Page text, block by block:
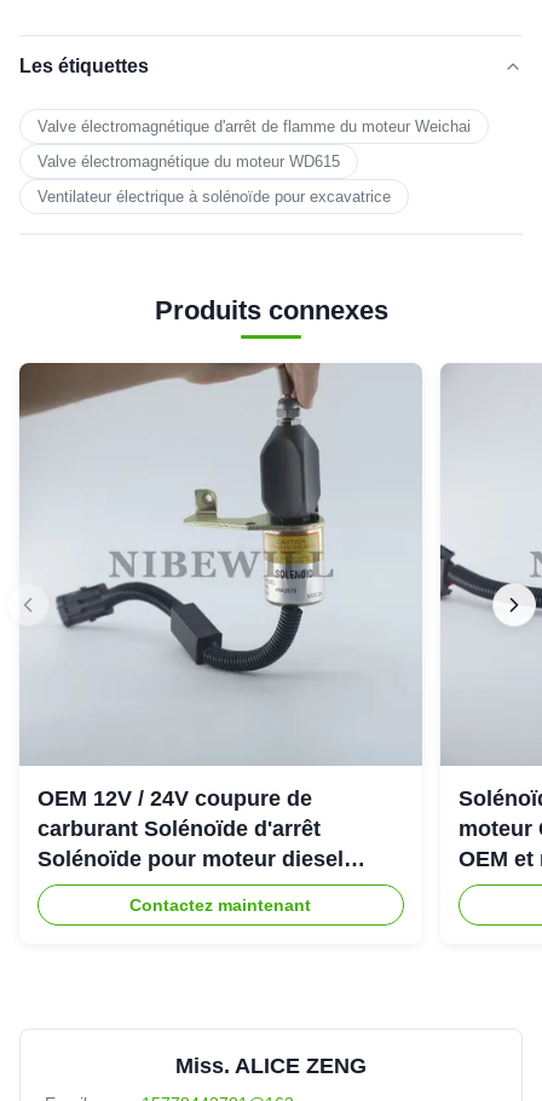
Les étiquettes
Valve électromagnétique d'arrêt de flamme du moteur Weichai
Valve électromagnétique du moteur WD615
Ventilateur électrique à solénoïde pour excavatrice
Produits connexes
OEM 12V / 24V coupure de
carburant Solénoïde d'arrêt
Solénoïde pour moteur diesel
Cummins 6CT
Contactez maintenant
moteur
OEM
Miss. ALICE ZENG